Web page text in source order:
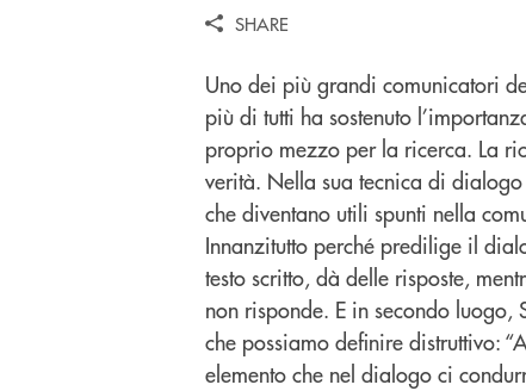
SHARE
Uno dei più grandi comunicatori
più di tutti ha sostenuto
proprio mezzo per la ricerca. La
verità. Nella sua tecnica di
che diventano utili spunti nella
Innanzitutto perché predilige il
testo scritto, dà delle risposte,
non risponde. E in secondo luogo,
che possiamo definire distruttivo:
elemento che nel dialogo ci